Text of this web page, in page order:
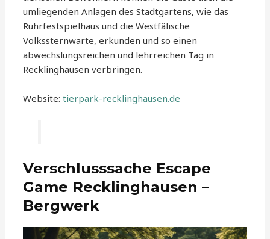
umliegenden Anlagen des Stadtgartens, wie das
Ruhrfestspielhaus und die Westfälische
Volkssternwarte, erkunden und so einen
abwechslungsreichen und lehrreichen Tag in
Recklinghausen verbringen.
Website:tierpark-recklinghausen.de
Verschlusssache Escape
Game Recklinghausen –
Bergwerk